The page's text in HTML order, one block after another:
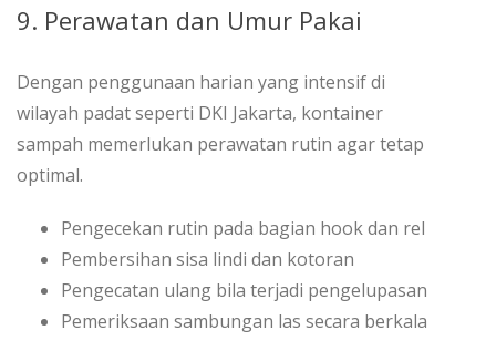
9. Perawatan dan Umur Pakai
Dengan penggunaan harian yang intensif di
wilayah padat seperti DKI Jakarta, kontainer
sampah memerlukan perawatan rutin agar tetap
optimal.
Pengecekan rutin pada bagian hook dan rel
Pembersihan sisa lindi dan kotoran
Pengecatan ulang bila terjadi pengelupasan
Pemeriksaan sambungan las secara berkala